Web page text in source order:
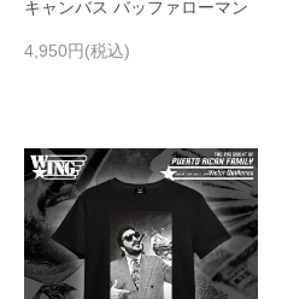
キャンバス バッファローマン
4,950円(税込)